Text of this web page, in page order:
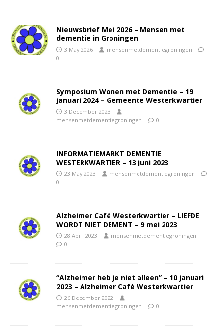
Nieuwsbrief Mei 2026 – Mensen met
dementie in Groningen
3 May 2026
mensenmetdementiegroningen
0
Symposium Wonen met Dementie – 19
januari 2024 – Gemeente Westerkwartier
3 December 2023
mensenmetdementiegroningen
0
INFORMATIEMARKT DEMENTIE
WESTERKWARTIER – 13 juni 2023
23 May 2023
mensenmetdementiegroningen
0
Alzheimer Café Westerkwartier – LIEFDE
WORDT NIET DEMENT – 9 mei 2023
28 April 2023
mensenmetdementiegroningen
0
“Alzheimer heb je niet alleen” – 10 januari
2023 – Alzheimer Café Westerkwartier
26 December 2022
mensenmetdementiegroningen
0